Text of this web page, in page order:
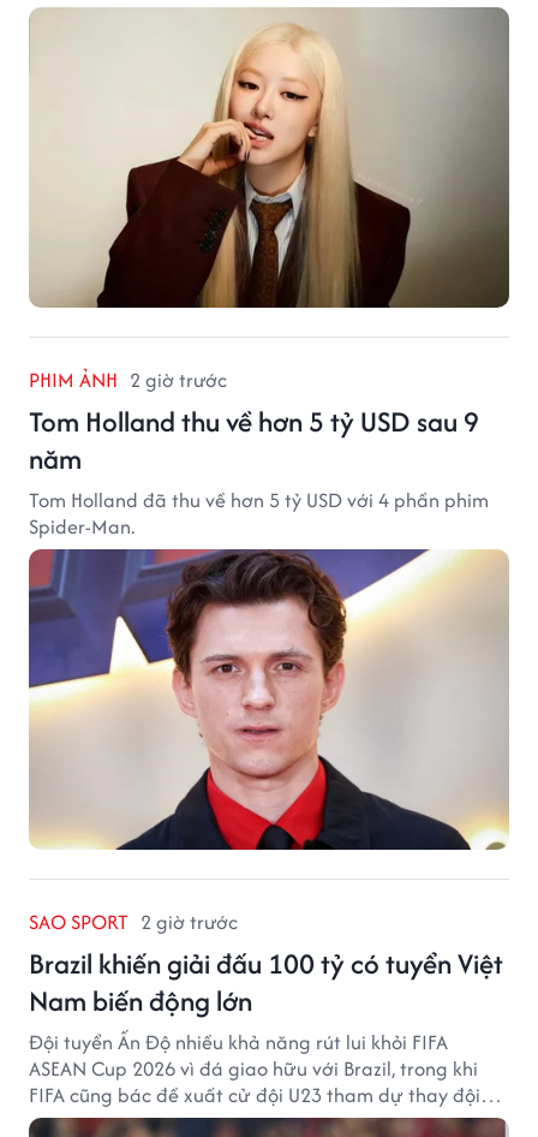
PHIM ẢNH 2 giờ trước
Tom Holland thu về hơn 5 tỷ USD sau 9
năm
Tom Holland đã thu về hơn 5 tỷ USD với 4 phần phim
Spider-Man.
SAO SPORT 2 giờ trước
Brazil khiến giải đấu 100 tỷ có tuyển Việt
Nam biến động lớn
Đội tuyển Ấn Độ nhiều khả năng rút lui khỏi FIFA
ASEAN Cup 2026 vì đá giao hữu với Brazil, trong khi
FIFA cũng bác đề xuất cử đội U23 tham dự thay đội
tuyển quốc gia.